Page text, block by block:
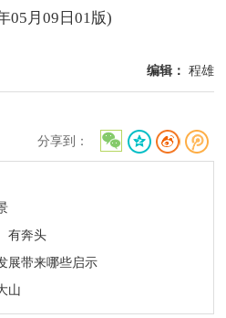
月09日01版)
编辑： 程雄
分享到：
有奔头
展带来哪些启示
山